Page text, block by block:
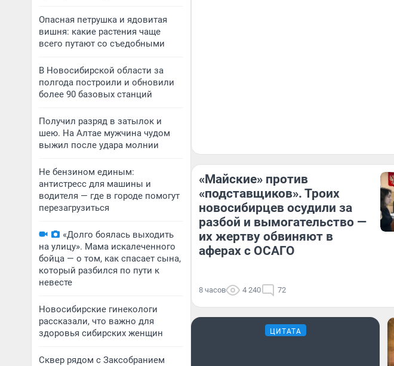
Опасная петрушка и ядовитая
вишня: какие растения чаще
всего путают со съедобными
В Новосибирской области за
полгода построили и обновили
более 90 базовых станций
Получил разряд в затылок и
шею. На Алтае мужчина чудом
выжил после удара молнии
Не бензином единым:
антистресс для машины и
водителя — где в городе помогут
перезагрузиться
«Долго боялась выходить
на улицу». Мама искалеченного
бойца — о том, как спасает сына,
который разбился по пути к
невесте
Новосибирские гинекологи
рассказали, что важно для
здоровья сибирских женщин
Сквер рядом с Заксобранием
«Майские» против
«подставщиков». Троих
новосибирцев осудили за
разбой и вымогательство —
их жертву обвиняют в
аферах с ОСАГО
8 часов 4 240 72
ЦИТАТА